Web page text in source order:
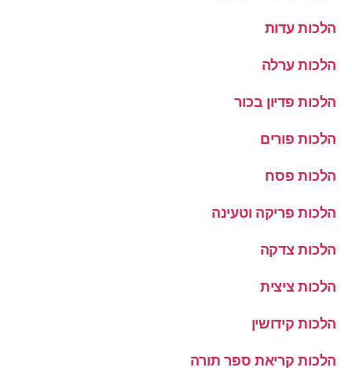
הלכות עדות
הלכות ערלה
הלכות פדיון בכור
הלכות פורים
הלכות פסח
הלכות פריקה וטעינה
הלכות צדקה
הלכות ציצית
הלכות קידושין
הלכות קריאת ספר תורה